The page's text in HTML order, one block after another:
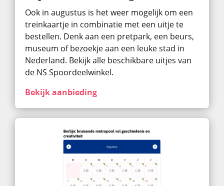
Ook in augustus ​is het weer mogelijk om een
treinkaartje in combinatie met een uitje te
bestellen. Denk aan een pretpark, een beurs,
museum of bezoekje aan een leuke stad in
Nederland. Bekijk alle beschikbare uitjes van
de NS Spoordeelwinkel.
Bekijk aanbieding